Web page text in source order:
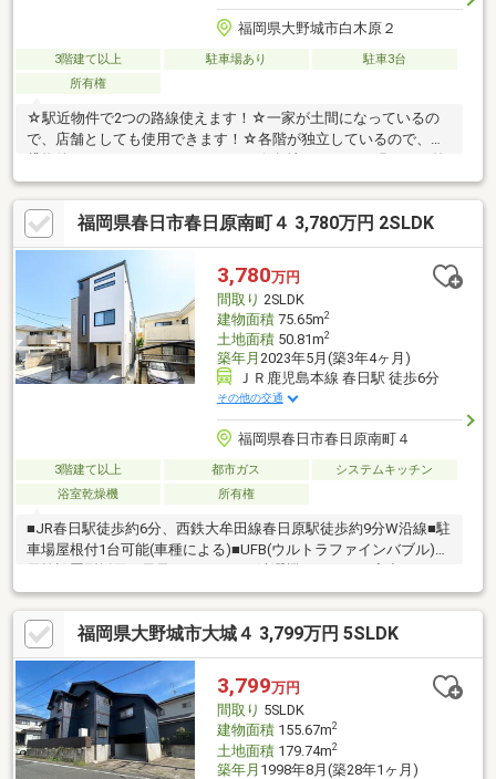
福岡県大野城市白木原２
3階建て以上 駐車場あり
駐車3台
所有権
☆駅近物件で2つの路線使えます！☆一家が土間になっているの
で、店舗としても使用できます！☆各階が独立しているので、賃
しが入ってきます♪
福岡県春日市春日原南町４ 3,780万円 2SLDK
3,780万円
間取り 2SLDK
建物面積75.65m2
土地面積50.81m2
築年月 2023年5月(築3年4ヶ月)
ＪＲ鹿児島本線 春日駅 徒歩6分
その他の交通
福岡県春日市春日原南町４
3階建て以上 都市ガス
システムキッチン
浴室乾燥機
所有権
■JR春日駅徒歩約6分、西鉄大牟田線春日原駅徒歩約9分W沿線■駐
車場屋根付1台可能(車種による)■UFB(ウルトラファインバブル)
ての水をUFB化されております。一般的には、洗浄力の向上、排
水溝のぬめり抑制、トイレの汚れ付着防止、洗濯物の黄ばみ防
止、美容・保湿効果 があるといわれています。■周辺環境 徒歩
10分圏内に以下の施設ございます。春日原小学校徒歩約2分、春
日公園徒歩3分、春日市役所徒歩2分、春日警察署徒歩3分、セブ
ンイレブン春日原駅前店徒歩7分、サニー 春日原店徒歩9分、業務
スーパー 大野城曙町店徒歩10分
福岡県大野城市大城４ 3,799万円 5SLDK
3,799万円
間取り 5SLDK
建物面積155.67m2
土地面積179.74m2
築年月 1998年8月(築28年1ヶ月)